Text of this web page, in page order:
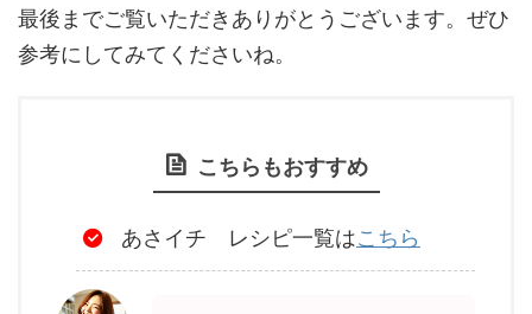
最後までご覧いただきありがとうございます。ぜひ
参考にしてみてくださいね。
こちらもおすすめ
あさイチ レシピ一覧はこちら